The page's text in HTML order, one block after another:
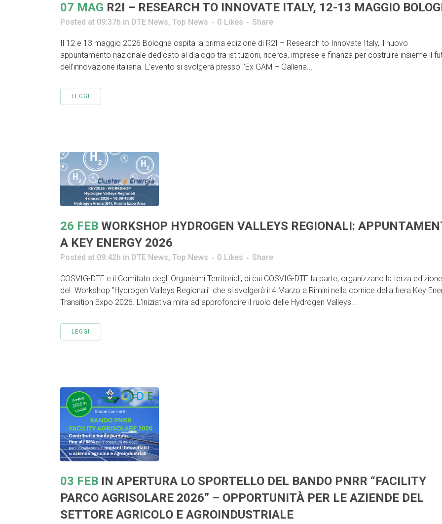
07 MAG R2I – RESEARCH TO INNOVATE ITALY, 12-13 MAGGIO
Posted at 09:37h in DTE News, Top News 0 Likes Share
Il 12 e 13 maggio 2026 Bologna ospita la prima edizione di R2I – Research to Innovate Italy, il nuovo
appuntamento nazionale dedicato al dialogo tra istituzioni, ricerca, imprese e finanza per costruire insieme il
dell’innovazione italiana. L’evento si svolgerà presso l’Ex GAM – Galleria...
LEGGI
26 FEB WORKSHOP HYDROGEN VALLEYS REGIONALI:
A KEY ENERGY 2026
Posted at 09:42h in DTE News, Top News 0 Likes Share
COSVIG-DTE e il Comitato degli Organismi Territoriali, di cui COSVIG-DTE fa parte, organizzano la terza edizione
del Workshop "Hydrogen Valleys Regionali" che si svolgerà il 4 Marzo a Rimini nella cornice della fiera Key
Transition Expo 2026. L’iniziativa mira ad approfondire il ruolo delle Hydrogen Valleys...
LEGGI
03 FEB IN APERTURA LO SPORTELLO DEL BANDO PNRR “FACILITY
PARCO AGRISOLARE 2026” – OPPORTUNITÀ PER LE AZIENDE DEL
SETTORE AGRICOLO E AGROINDUSTRIALE